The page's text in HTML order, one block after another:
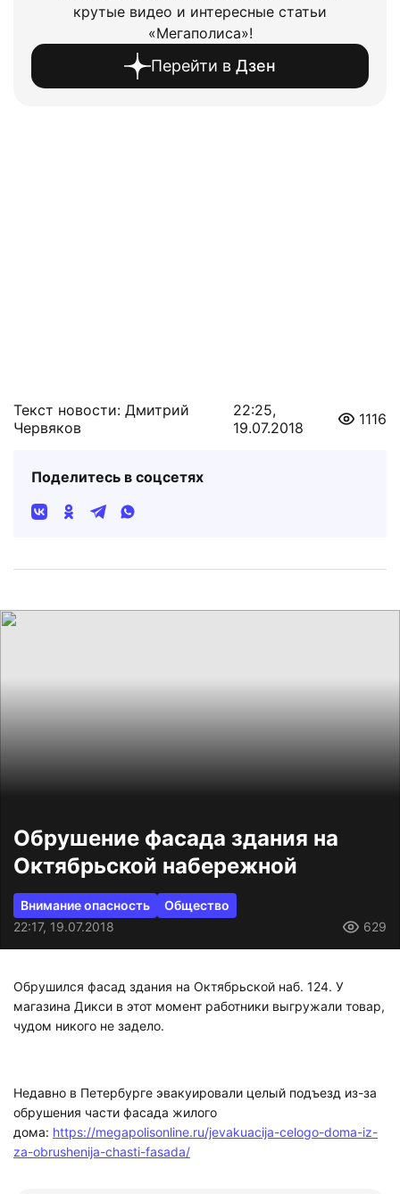
крутые видео и интересные статьи
«Мегаполиса»!
Перейти в Дзен
Текст новости: Дмитрий
Червяков
22:25,
19.07.2018
1116
Поделитесь в соцсетях
Обрушение фасада здания на
Октябрьской набережной
Внимание опасность
Общество
22:17, 19.07.2018
629
Обрушился фасад здания на Октябрьской наб. 124. У
магазина Дикси в этот момент работники выгружали товар,
чудом никого не задело.
Недавно в Петербурге эвакуировали целый подъезд из-за
обрушения части фасада жилого
дома: https://megapolisonline.ru/jevakuacija-celogo-doma-iz-
za-obrushenija-chasti-fasada/